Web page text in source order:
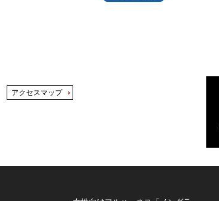
アクセスマップ